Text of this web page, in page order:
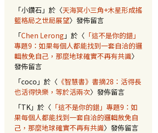
嘻哈樂的文藝復興
「小鑽石 」於〈天海冥小三角+木星形成搖
籃格局之世局展望〉發佈留言
「Chen Lerong 」於〈 「這不是你的錯」
專題9：如果每個人都能找到一套自洽的邏
輯赦免自己，那麼地球確實不再有共識〉
發佈留言
「coco 」於〈 《智慧書》書摘28：活得長
也活得快樂，等於活兩次〉發佈留言
「TK」於〈 「這不是你的錯」專題9：如
果每個人都能找到一套自洽的邏輯赦免自
己，那麼地球確實不再有共識〉發佈留言